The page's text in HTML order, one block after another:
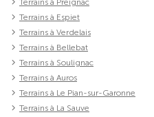
Terrains à Espiet
Terrains à Verdelais
Terrains à Bellebat
Terrains à Soulignac
Terrains à Auros
Terrains à Le Pian-sur-Garonne
Terrains à La Sauve